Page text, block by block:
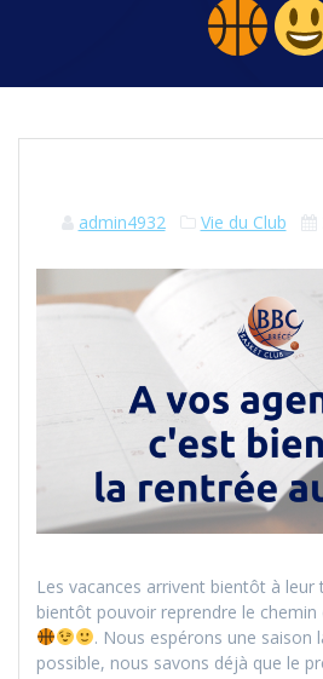
admin4932 Vie du Club
Les vacances arrivent bientôt à
bientôt pouvoir reprendre le chemin
. Nous espérons une saison
possible, nous savons déjà que le